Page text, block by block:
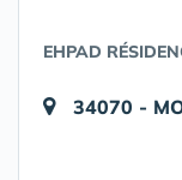
EHPAD
34070 -